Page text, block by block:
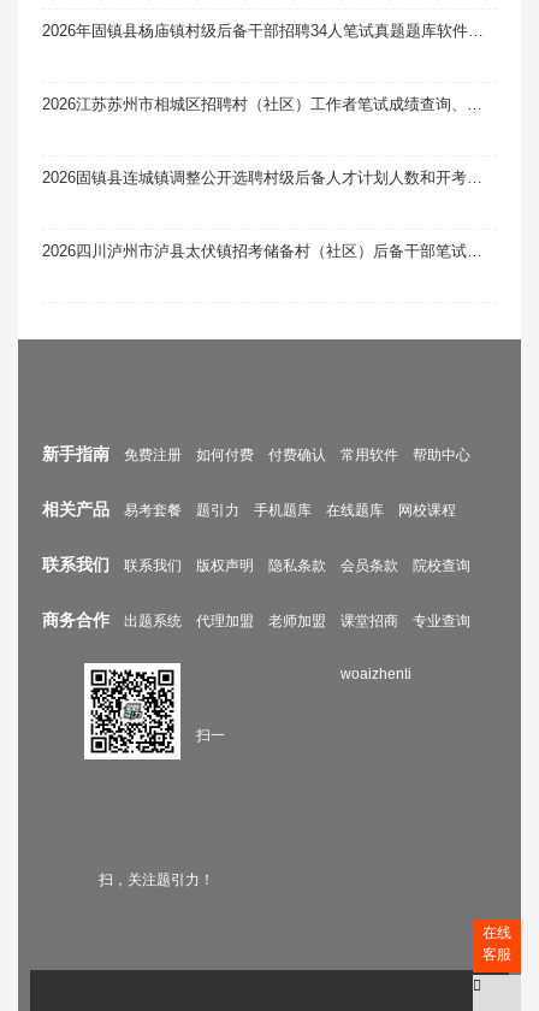
新手指南 免费注册 如何付费 付费确认 常用软件 帮助中心
相关产品 易考套餐 题引力 手机题库 在线题库 网校课程
联系我们 联系我们 版权声明 隐私条款 会员条款 院校查询
商务合作 出题系统 代理加盟 老师加盟 课堂招商 专业查询
扫一
扫，关注题引力！
woaizhenti
在线
客服